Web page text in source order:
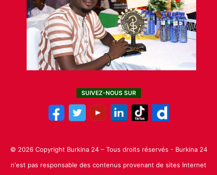
SUIVEZ-NOUS SUR
© 2026 Copyright Burkina 24 – Tous droits réservés - Burkina 24
n'est pas responsable des contenus provenant de sites Internet